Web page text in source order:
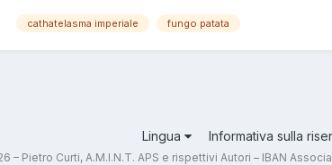
cathatelasma imperiale fungo patata
Lingua Informativa sulla
– Pietro Curti, A.M.I.N.T. APS e rispettivi Autori – IBAN